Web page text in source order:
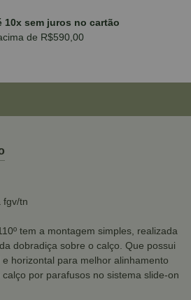
10x sem juros no cartão
de R$590,00
fgv/tn
tem a montagem simples, realizada
dobradiça sobre o calço. Que possui
horizontal para melhor alinhamento
por parafusos no sistema slide-on